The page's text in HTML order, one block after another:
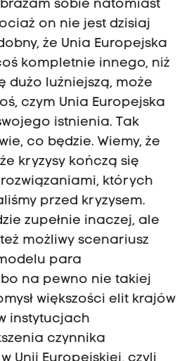
sobie natomiast
on nie jest dzisiaj
że Unia Europejska
kompletnie innego, niż
dużo luźniejszą, może
czym Unia Europejska
istnienia. Tak
co będzie. Wiemy, że
kryzysy kończą się
których
przed kryzysem.
zupełnie inaczej, ale
możliwy scenariusz
para
na pewno nie takiej
większości elit krajów
instytucjach
czynnika